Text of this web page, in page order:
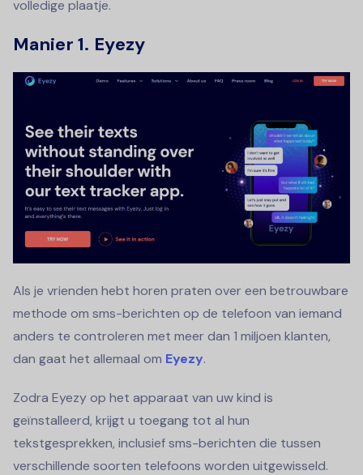
volledige plaatje.
Manier 1. Eyezy
Als je vrienden hebt horen praten over een betrouwbare
methode om sms-berichten op de telefoon van iemand
anders te controleren met meer dan 1 miljoen klanten,
dan gaat het allemaal om Eyezy.
Zodra Eyezy op het apparaat van uw kind is
geïnstalleerd, krijgt u toegang tot al hun
tekstgesprekken, inclusief sms-berichten die tussen
verschillende soorten telefoons worden uitgewisseld.